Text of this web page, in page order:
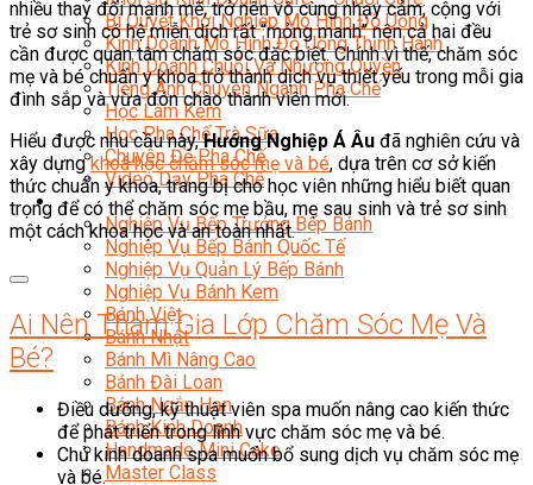
Bí Quyết Khởi Nghiệp Mô Hình Đồ Uống
Kinh Doanh Mô Hình Đồ Uống Thịnh Hành
Kinh Doanh Chuỗi Và Nhượng Quyền
Tiếng Anh Chuyên Ngành Pha Chế
Học Làm Kem
Học Pha Chế Trà Sữa
Chuyên Đề Pha Chế
Video Dạy Pha Chế
Làm Bánh
Nghiệp Vụ Bếp Trưởng Bếp Bánh
Nghiệp Vụ Bếp Bánh Quốc Tế
Nghiệp Vụ Quản Lý Bếp Bánh
Nghiệp Vụ Bánh Kem
Bánh Việt
Bánh Nhật
Bánh Mì Nâng Cao
Bánh Đài Loan
Bánh Ngắn Hạn
Bánh Kinh Doanh
Handmade Mini Cake
Master Class
nhiều thay đổi mạnh mẽ, trở nên vô cùng nhạy cảm; cộng với
trẻ sơ sinh có hệ miễn dịch rất “mỏng manh” nên cả hai đều
cần được quan tâm chăm sóc đặc biệt. Chính vì thế, chăm sóc
mẹ và bé chuẩn y khoa trở thành dịch vụ thiết yếu trong mỗi gia
đình sắp và vừa đón chào thành viên mới.
Hiểu được nhu cầu này,Hướng Nghiệp Á Âu đã nghiên cứu và
xây dựngkhoá học chăm sóc mẹ và bé, dựa trên cơ sở kiến
thức chuẩn y khoa, trang bị cho học viên những hiểu biết quan
trọng để có thể chăm sóc mẹ bầu, mẹ sau sinh và trẻ sơ sinh
một cách khoa học và an toàn nhất.
Ai Nên Tham Gia Lớp Chăm Sóc Mẹ Và
Bé?
Điều dưỡng, kỹ thuật viên spa muốn nâng cao kiến thức
để phát triển trong lĩnh vực chăm sóc mẹ và bé.
Chủ kinh doanh spa muốn bổ sung dịch vụ chăm sóc mẹ
và bé.